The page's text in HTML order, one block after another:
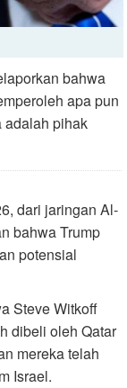
bahwa
apa pun
adalah pihak
dari jaringan Al-
bahwa Trump
potensial
Steve Witkoff
dibeli oleh Qatar
mereka telah
Israel.